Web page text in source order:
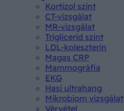
Kortizol szint
CT-vizsgálat
MR-vizsgálat
Triglicerid szint
LDL-koleszterin
Magas CRP
Mammográfia
EKG
Hasi ultrahang
Mikrobiom vizsgálat
Vérvétel